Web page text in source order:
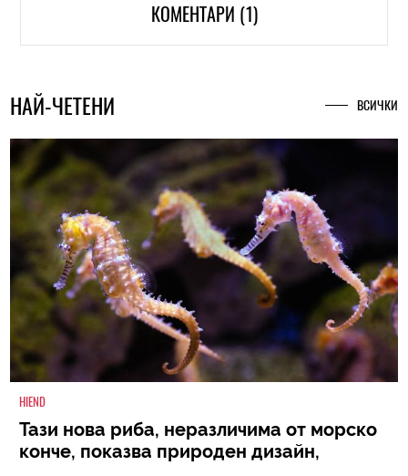
КОМЕНТАРИ (1)
НАЙ-ЧЕТЕНИ ВСИЧКИ
HIEND
Тази нова риба, неразличима от морско
конче, показва природен дизайн,